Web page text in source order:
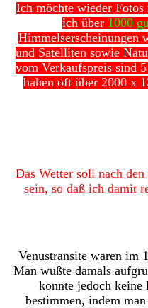
Ich möchte wieder
ich über 1000
Himmelserscheinungen
und Satelliten sowie
vom Verkaufspreis sind
haben oft über 2000 x
Das Wetter soll nach
sein, so daß ich damit
Venustransite waren im
Man wußte damals
konnte jedoch keine
bestimmen, indem